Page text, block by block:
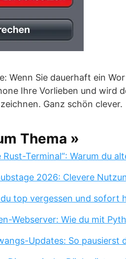
Wenn Sie dauerhaft ein
Ihre Vorlieben und wird
Ganz schön clever.
Thema »
Rust-Terminal“: Warum du
2026: Clevere
du top vergessen und sofort
Webserver: Wie du mit
Updates: So pausierst